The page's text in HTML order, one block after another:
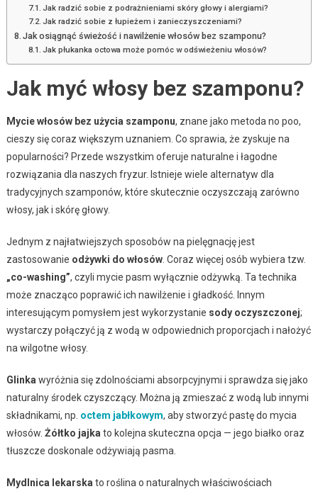
Jak radzić sobie z podrażnieniami skóry głowy i alergiami?
Jak radzić sobie z łupieżem i zanieczyszczeniami?
Jak osiągnąć świeżość i nawilżenie włosów bez szamponu?
Jak płukanka octowa może pomóc w odświeżeniu włosów?
Jak myć włosy bez szamponu?
Mycie włosów bez użycia szamponu, znane jako metoda no poo,
cieszy się coraz większym uznaniem. Co sprawia, że zyskuje na
popularności? Przede wszystkim oferuje naturalne i łagodne
rozwiązania dla naszych fryzur. Istnieje wiele alternatyw dla
tradycyjnych szamponów, które skutecznie oczyszczają zarówno
włosy, jak i skórę głowy.
Jednym z najłatwiejszych sposobów na pielęgnację jest
zastosowanie odżywki do włosów. Coraz więcej osób wybiera tzw.
„co-washing”, czyli mycie pasm wyłącznie odżywką. Ta technika
może znacząco poprawić ich nawilżenie i gładkość. Innym
interesującym pomysłem jest wykorzystanie sody oczyszczonej;
wystarczy połączyć ją z wodą w odpowiednich proporcjach i nałożyć
na wilgotne włosy.
Glinka wyróżnia się zdolnościami absorpcyjnymi i sprawdza się jako
naturalny środek czyszczący. Można ją zmieszać z wodą lub innymi
składnikami, np. octem jabłkowym, aby stworzyć pastę do mycia
włosów. Żółtko jajka to kolejna skuteczna opcja — jego białko oraz
tłuszcze doskonale odżywiają pasma.
Mydlnica lekarska to roślina o naturalnych właściwościach